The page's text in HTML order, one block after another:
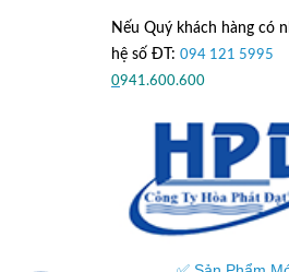
Nếu Quý khách hàng có
hệ số ĐT: 094 121 5995
0941.600.600